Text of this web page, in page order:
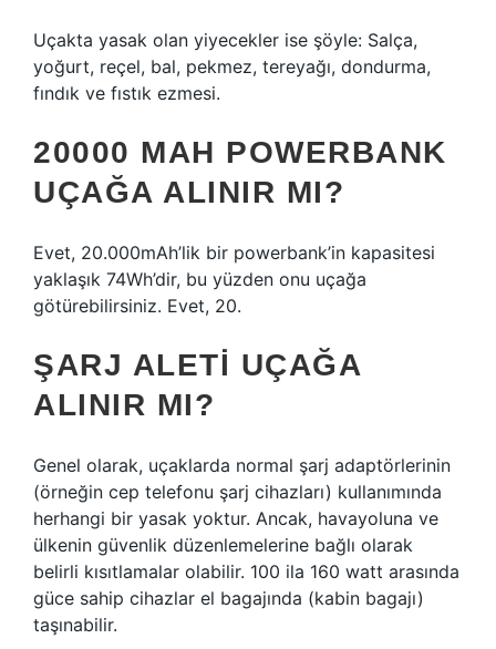
Uçakta yasak olan yiyecekler ise şöyle: Salça,
yoğurt, reçel, bal, pekmez, tereyağı, dondurma,
fındık ve fıstık ezmesi.
20000 MAH POWERBANK
UÇAĞA ALINIR MI?
Evet, 20.000mAh’lik bir powerbank’in kapasitesi
yaklaşık 74Wh’dir, bu yüzden onu uçağa
götürebilirsiniz. Evet, 20.
ŞARJ ALETI UÇAĞA
ALINIR MI?
Genel olarak, uçaklarda normal şarj adaptörlerinin
(örneğin cep telefonu şarj cihazları) kullanımında
herhangi bir yasak yoktur. Ancak, havayoluna ve
ülkenin güvenlik düzenlemelerine bağlı olarak
belirli kısıtlamalar olabilir. 100 ila 160 watt arasında
güce sahip cihazlar el bagajında ​​(kabin bagajı)
taşınabilir.